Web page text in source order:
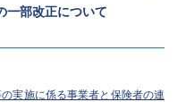
一部改正について
実施に係る事業者と保険者の連